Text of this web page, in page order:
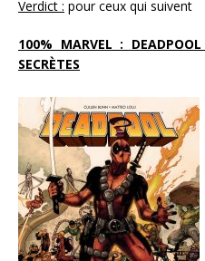
Verdict : pour ceux qui suivent
100% MARVEL : DEADPOOL
SECRÈTES